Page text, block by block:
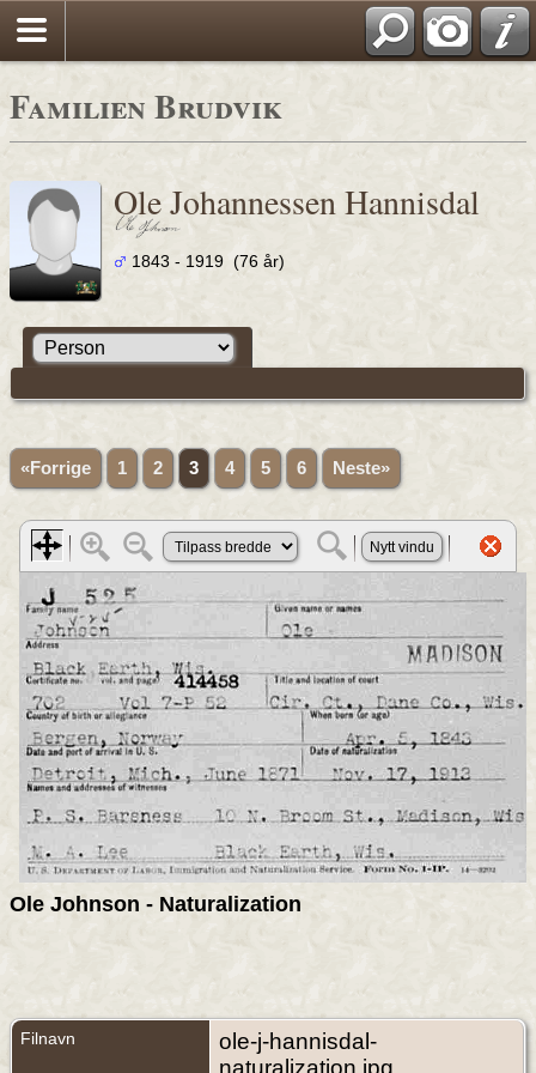
Familien Brudvik
Ole Johannessen Hannisdal
1843 - 1919 (76 år)
«Forrige 1 2 3 4 5 6 Neste»
Ole Johnson - Naturalization
Filnavn
ole-j-hannisdal-
naturalization.jpg